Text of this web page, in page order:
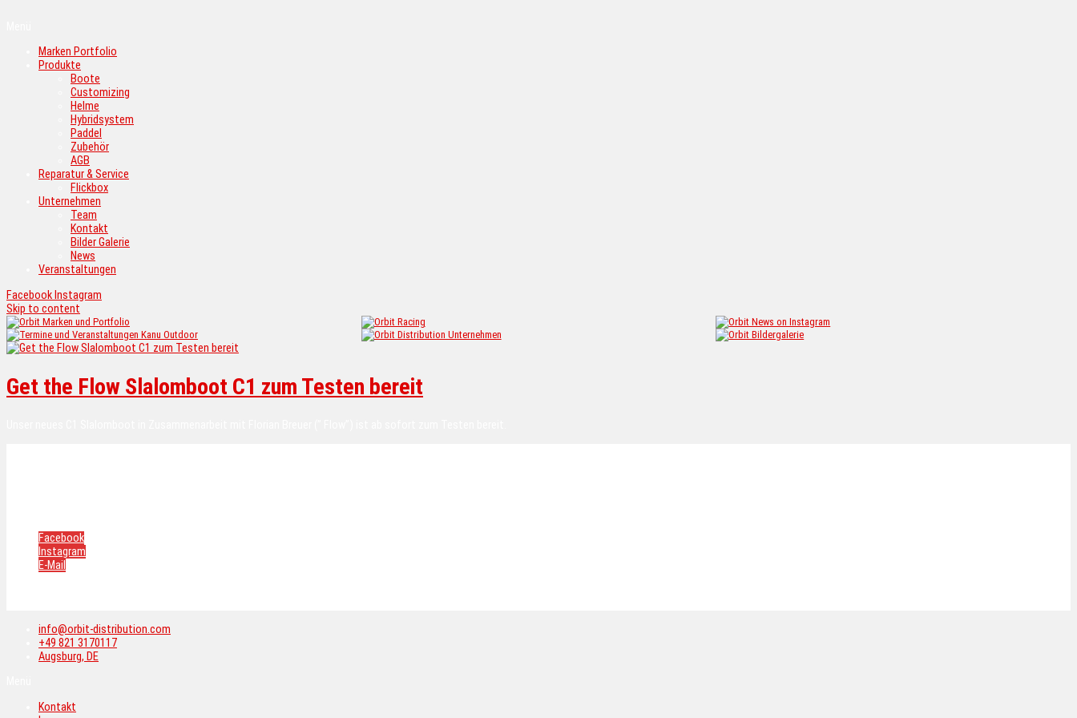
Marken Portfolio
Produkte
Boote
Customizing
Helme
Hybridsystem
Paddel
Zubehör
AGB
Reparatur & Service
Flickbox
Unternehmen
Team
Kontakt
Bilder Galerie
News
Veranstaltungen
Facebook Instagram
Skip to content
Get the Flow Slalomboot C1 zum Testen bereit
Facebook
Instagram
E-Mail
info@orbit-distribution.com
+49 821 3170117
Augsburg, DE
Kontakt